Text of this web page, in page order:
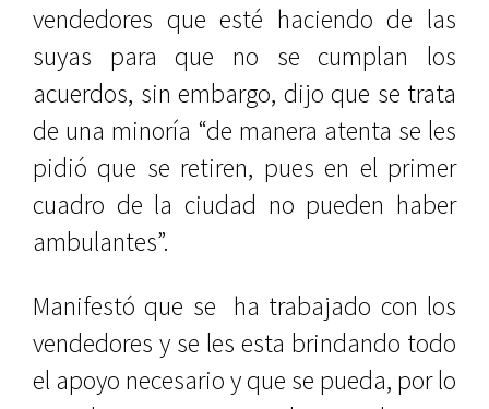
vendedores que esté haciendo de las
suyas para que no se cumplan los
acuerdos, sin embargo, dijo que se trata
de una minoría “de manera atenta se les
pidió que se retiren, pues en el primer
cuadro de la ciudad no pueden haber
ambulantes”.
Manifestó que se ha trabajado con los
vendedores y se les esta brindando todo
el apoyo necesario y que se pueda, por lo